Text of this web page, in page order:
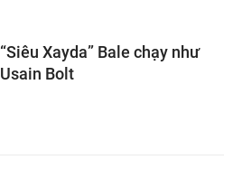
“Siêu Xayda” Bale chạy như
Usain Bolt